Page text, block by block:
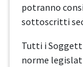
potranno
sottoscritti
Tutti i
norme